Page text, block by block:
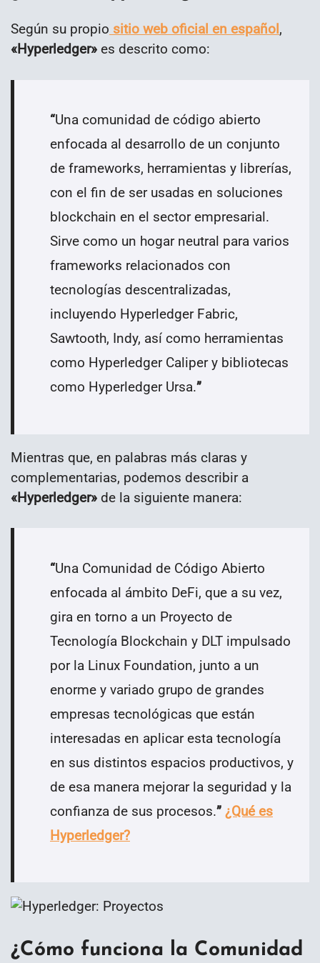
Según su propio sitio web oficial en español,
«Hyperledger» es descrito como:
“Una comunidad de código abierto
enfocada al desarrollo de un conjunto
de frameworks, herramientas y librerías,
con el fin de ser usadas en soluciones
blockchain en el sector empresarial.
Sirve como un hogar neutral para varios
frameworks relacionados con
tecnologías descentralizadas,
incluyendo Hyperledger Fabric,
Sawtooth, Indy, así como herramientas
como Hyperledger Caliper y bibliotecas
como Hyperledger Ursa.”
Mientras que, en palabras más claras y
complementarias, podemos describir a
«Hyperledger» de la siguiente manera:
“Una Comunidad de Código Abierto
enfocada al ámbito DeFi, que a su vez,
gira en torno a un Proyecto de
Tecnología Blockchain y DLT impulsado
por la Linux Foundation, junto a un
enorme y variado grupo de grandes
empresas tecnológicas que están
interesadas en aplicar esta tecnología
en sus distintos espacios productivos, y
de esa manera mejorar la seguridad y la
confianza de sus procesos.” ¿Qué es
Hyperledger?
¿Cómo funciona la Comunidad